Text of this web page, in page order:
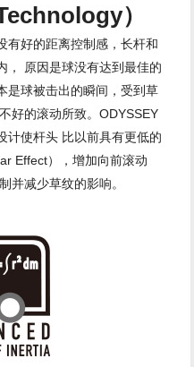
）
有好的距离控制感，长杆和
， 原因是球没有达到最佳的
是球被击出的瞬间，受到草
好的滚动所致。ODYSSEY
计使杆头 比以前具有更低的
Effect），增加向前滚动
并减少草纹的影响。